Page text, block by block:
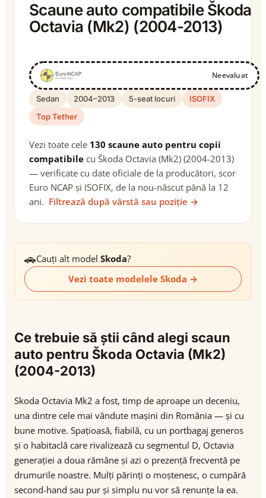
Scaune auto compatibile Škoda
Octavia (Mk2) (2004-2013)
Neevaluat
Sedan 2004–2013 5-seat locuri
ISOFIX
Top Tether
Vezi toate cele 130 scaune auto pentru copii
compatibile cu Škoda Octavia (Mk2) (2004-2013)
— verificate cu date oficiale de la producători, scor
Euro NCAP și ISOFIX, de la nou-născut până la 12
ani. Filtrează după vârstă sau poziție →
🚗Cauți alt model Skoda?
Vezi toate modelele Skoda →
Ce trebuie să știi când alegi scaun
auto pentru Škoda Octavia (Mk2)
(2004-2013)
Skoda Octavia Mk2 a fost, timp de aproape un deceniu,
una dintre cele mai vândute mașini din România — și cu
bune motive. Spațioasă, fiabilă, cu un portbagaj generos
și o habitaclă care rivalizează cu segmentul D, Octavia
generației a doua rămâne și azi o prezență frecventă pe
drumurile noastre. Mulți părinți o moștenesc, o cumpără
second-hand sau pur și simplu nu vor să renunțe la ea.